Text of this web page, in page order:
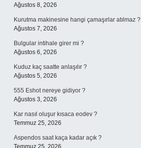
Ağustos 8, 2026
Kurutma makinesine hangi çamaşırlar atılmaz ?
Ağustos 7, 2026
Bulgular intihale girer mi ?
Ağustos 6, 2026
Kuduz kaç saatte anlaşılır ?
Ağustos 5, 2026
555 Eshot nereye gidiyor ?
Ağustos 3, 2026
Kar nasıl oluşur kısaca eodev ?
Temmuz 25, 2026
Aspendos saat kaça kadar açık ?
Temmuz 25, 2026